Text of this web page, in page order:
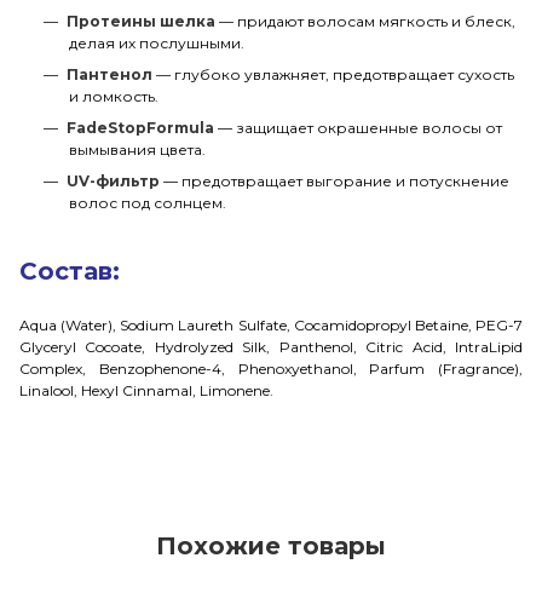
Протеины шелка — придают волосам мягкость и блеск,
делая их послушными.
Пантенол — глубоко увлажняет, предотвращает сухость
и ломкость.
FadeStopFormula — защищает окрашенные волосы от
вымывания цвета.
UV-фильтр — предотвращает выгорание и потускнение
волос под солнцем.
Состав:
Aqua (Water), Sodium Laureth Sulfate, Cocamidopropyl Betaine, PEG-7
Glyceryl Cocoate, Hydrolyzed Silk, Panthenol, Citric Acid, IntraLipid
Complex, Benzophenone-4, Phenoxyethanol, Parfum (Fragrance),
Linalool, Hexyl Cinnamal, Limonene.
Похожие товары